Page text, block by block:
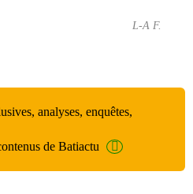
L-A F.
analyses, enquêtes,
de Batiactu